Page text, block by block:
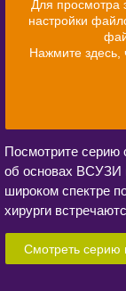
Для просмотра
настройки
Нажмите здесь,
Посмотрите
об основах ВСУЗИ
широком спектре
хирурги
Смотреть серию